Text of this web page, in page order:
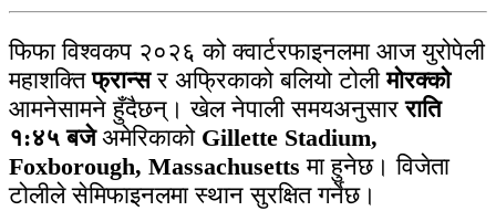
फिफा विश्वकप २०२६ को क्वार्टरफाइनलमा आज युरोपेली
महाशक्तिफ्रान्सर अफ्रिकाको बलियो टोलीमोरक्को
आमनेसामने हुँदैछन्। खेल नेपाली समयअनुसारराति
१:४५ बजेअमेरिकाको Gillette Stadium,
Foxborough, Massachusetts मा हुनेछ। विजेता
टोलीले सेमिफाइनलमा स्थान सुरक्षित गर्नेछ।